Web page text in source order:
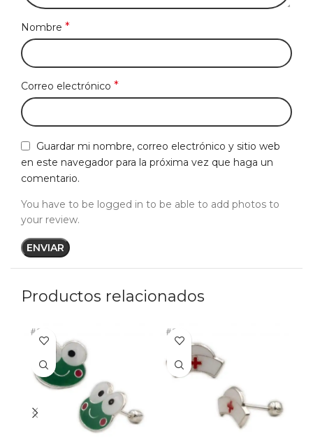
Nombre *
Correo electrónico *
Guardar mi nombre, correo electrónico y sitio web
en este navegador para la próxima vez que haga un
comentario.
You have to be logged in to be able to add photos to
your review.
Productos relacionados